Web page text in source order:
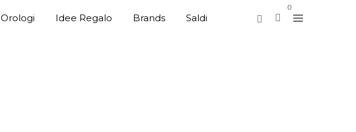
Orologi Idee Regalo Brands Saldi
0